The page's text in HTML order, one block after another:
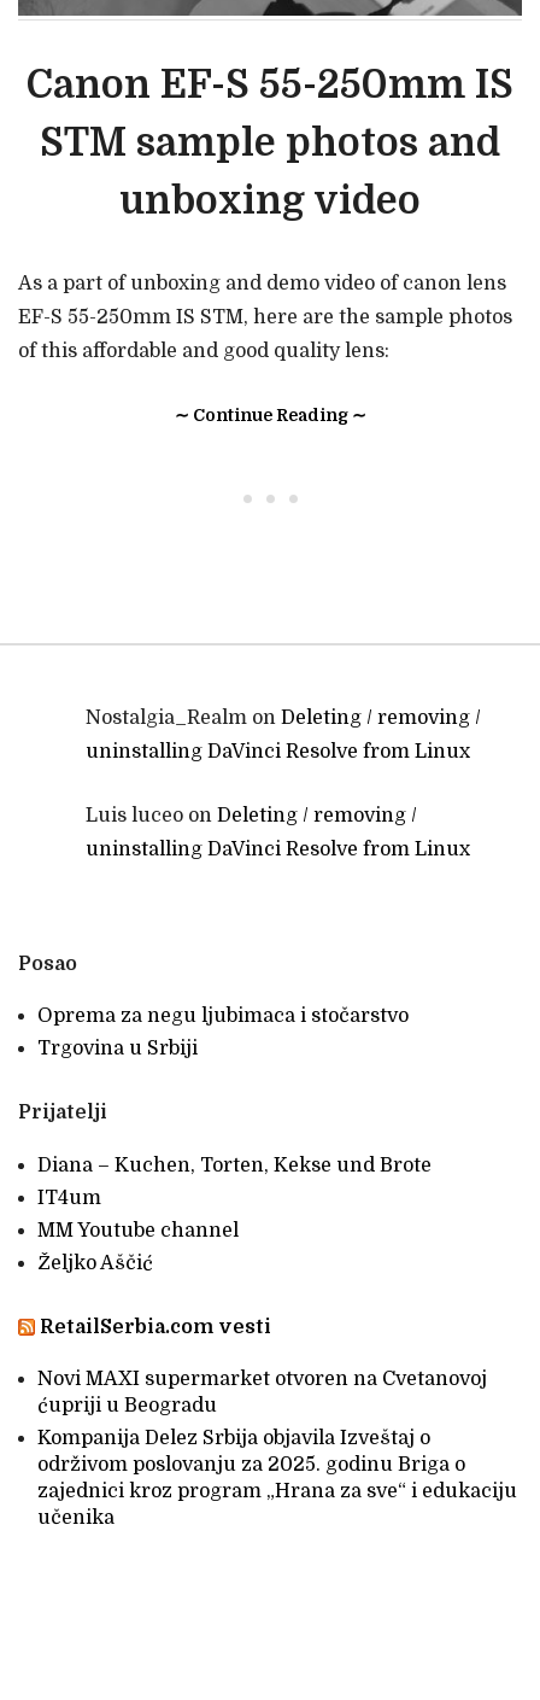
Canon EF-S 55-250mm IS
STM sample photos and
unboxing video
As a part of unboxing and demo video of canon lens
EF-S 55-250mm IS STM, here are the sample photos
of this affordable and good quality lens:
∼ Continue Reading ∼
• • •
Nostalgia_Realm on Deleting / removing /
uninstalling DaVinci Resolve from Linux
Luis luceo on Deleting / removing /
uninstalling DaVinci Resolve from Linux
Posao
Oprema za negu ljubimaca i stočarstvo
Trgovina u Srbiji
Prijatelji
Diana – Kuchen, Torten, Kekse und Brote
IT4um
MM Youtube channel
Željko Aščić
RetailSerbia.com vesti
Novi MAXI supermarket otvoren na Cvetanovoj
ćupriji u Beogradu
Kompanija Delez Srbija objavila Izveštaj o
održivom poslovanju za 2025. godinu Briga o
zajednici kroz program „Hrana za sve“ i edukaciju
učenika